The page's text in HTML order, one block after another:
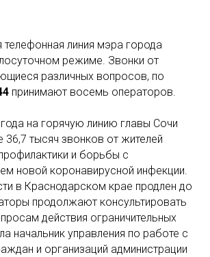
телефонная линия мэра города
режиме. Звонки от
различных вопросов, по
принимают восемь операторов.
на горячую линию главы Сочи
36,7 тысяч звонков от жителей
и борьбы с
новой коронавирусной инфекции.
в Краснодарском крае продлен до
продолжают консультировать
действия ограничительных
начальник управления по работе с
и организаций администрации